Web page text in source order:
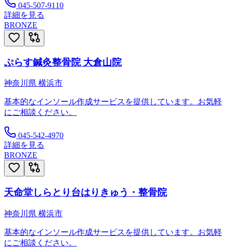
045-507-9110
詳細を見る
BRONZE
ぷらす鍼灸整骨院 大倉山院
神奈川県 横浜市
基本的なインソール作成サービスを提供しています。お気軽
にご相談ください。
045-542-4970
詳細を見る
BRONZE
天命堂しらとり台はりきゅう・整骨院
神奈川県 横浜市
基本的なインソール作成サービスを提供しています。お気軽
にご相談ください。